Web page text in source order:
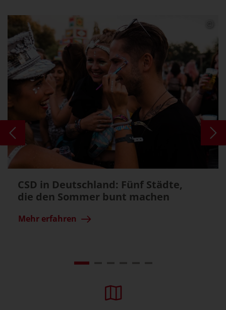
CSD in Deutschland: Fünf Städte,
die den Sommer bunt machen
Mehr erfahren